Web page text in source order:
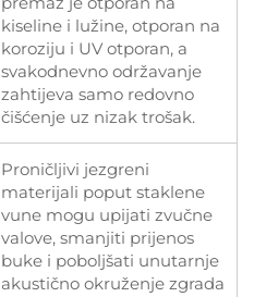
kiseline i lužine, otporan na
koroziju i UV otporan, a
svakodnevno održavanje
zahtijeva samo redovno
čišćenje uz nizak trošak.
Proničljivi jezgreni
materijali poput staklene
vune mogu upijati zvučne
valove, smanjiti prijenos
buke i poboljšati unutarnje
akustično okruženje zgrada